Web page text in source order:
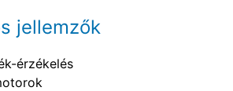
jellemzők
érzékelés